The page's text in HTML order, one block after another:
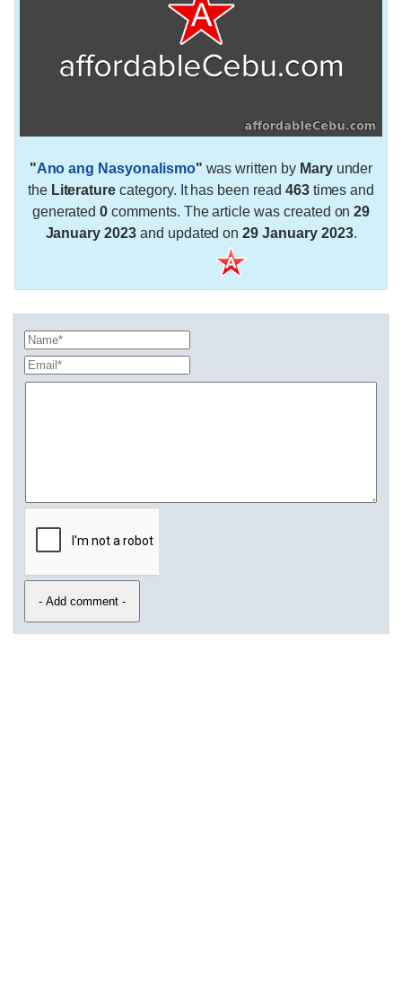
"Ano ang Nasyonalismo" was written by Maryunder
the Literature category. It has been read 463times and
generated0 comments. The article was created on29
January 2023and updated on29 January 2023.